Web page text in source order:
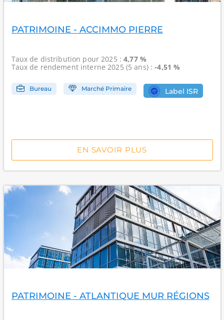
PATRIMOINE - ACCIMMO PIERRE
Taux de distribution pour 2025 :4,77 %
Taux de rendement interne2025 (5 ans) :-4,51 %
Bureau Marché Primaire Label ISR
EN SAVOIR PLUS
PATRIMOINE - ATLANTIQUE MUR RÉGIONS